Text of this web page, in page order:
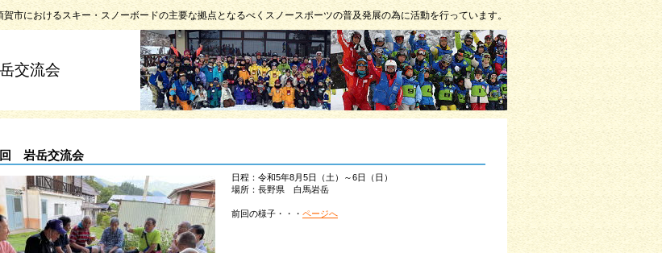
賀市におけるスキー・スノーボードの主要な拠点となるべくスノースポーツの普及発展の為に活動を行っています。
交流会
岩岳交流会
日程：令和5年8月5日（土）～6日（日）
場所：長野県 白馬岩岳
前回の様子・・・ ページへ